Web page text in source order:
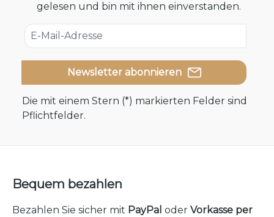
gelesen und bin mit ihnen einverstanden.
Newsletter abonnieren
Die mit einem Stern (*) markierten Felder sind
Pflichtfelder.
Bequem bezahlen
Bezahlen Sie sicher mit PayPal oder Vorkasse per